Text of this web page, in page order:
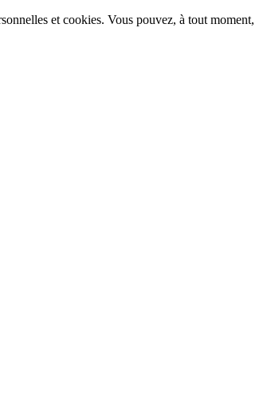
et cookies. Vous pouvez, à tout moment,